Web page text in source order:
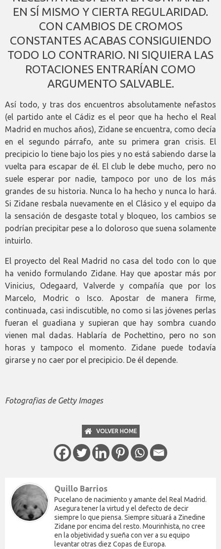
EN SÍ MISMO Y CIERTA REGULARIDAD.
CON CAMBIOS DE CROMOS
CONSTANTES ACABAS CONSIGUIENDO
TODO LO CONTRARIO. NI SIQUIERA LAS
ROTACIONES ENTRARÍAN COMO
ARGUMENTO SALVABLE.
Así todo, y tras dos encuentros absolutamente nefastos
(el partido ante el Cádiz es el peor que ha hecho el Real
Madrid en muchos años), Zidane se encuentra, como decía
en el segundo párrafo, ante su primera gran crisis. El
precipicio lo tiene bajo los pies y no está sabiendo darse la
vuelta para escapar de él. El club le debe mucho, pero no
suele esperar por nadie, tampoco por uno de los más
grandes de su historia. Nunca lo ha hecho y nunca lo hará.
Si Zidane resbala nuevamente en el Clásico y el equipo da
la sensación de desgaste total y bloqueo, los cambios se
podrían precipitar pese a lo doloroso que suena solamente
intuirlo.
El proyecto del Real Madrid no casa del todo con lo que
ha venido formulando Zidane. Hay que apostar más por
Vinicius, Odegaard, Valverde y compañía que por los
Marcelo, Modric o Isco. Apostar de manera firme,
continuada, casi indiscutible, no como si las jóvenes perlas
fueran el guadiana y supieran que hay sombra cuando
vienen mal dadas. Hablaría de Pochettino, pero no son
horas y tampoco el momento. Zidane puede todavía
girarse y no caer por el precipicio. De él depende.
Fotografias de Getty Images
VOLVER HOME
Quillo Barrios
Pucelano de nacimiento y amante del Real Madrid.
Asegura tener la virtud y el defecto de decir
siempre lo que piensa. Siempre situará a Zinedine
Zidane por encima del resto. Mourinhista, no cree
en la objetividad y sueña con ver a su equipo
levantar otras diez Copas de Europa.